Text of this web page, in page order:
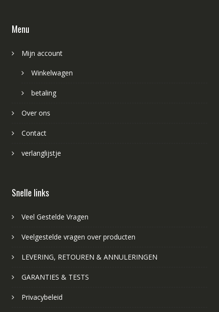
Menu
Mijn account
Winkelwagen
betaling
Over ons
Contact
verlanglijstje
Snelle links
Veel Gestelde Vragen
Veelgestelde vragen over producten
LEVERING, RETOUREN & ANNULERINGEN
GARANTIES & TESTS
Privacybeleid